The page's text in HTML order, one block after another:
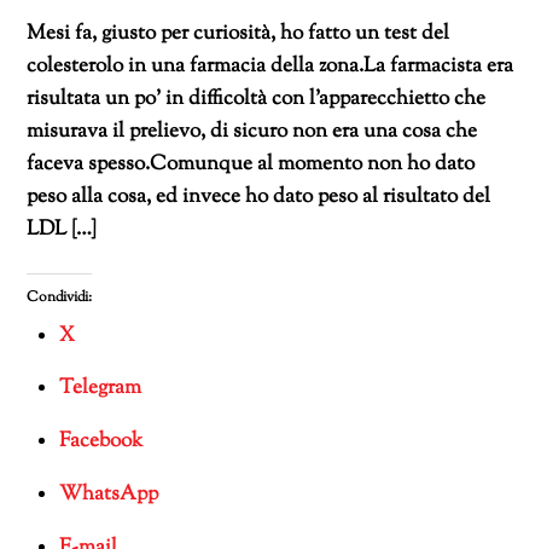
Mesi fa, giusto per curiosità, ho fatto un test del
colesterolo in una farmacia della zona.La farmacista era
risultata un po’ in difficoltà con l’apparecchietto che
misurava il prelievo, di sicuro non era una cosa che
faceva spesso.Comunque al momento non ho dato
peso alla cosa, ed invece ho dato peso al risultato del
LDL […]
Condividi:
X
Telegram
Facebook
WhatsApp